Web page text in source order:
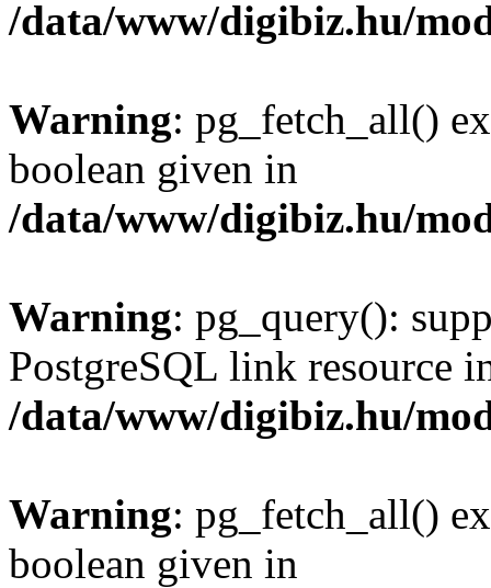
/data/www/digibiz.hu/
Warning: pg_fetch_all()
boolean given in
/data/www/digibiz.hu/
Warning: pg_query():
PostgreSQL link resource
/data/www/digibiz.hu/
Warning: pg_fetch_all()
boolean given in